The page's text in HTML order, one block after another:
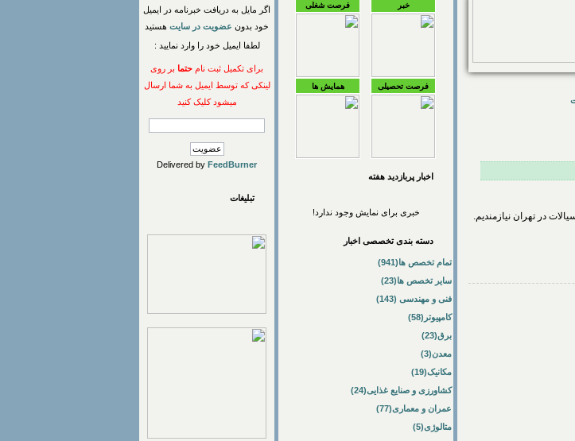
در تهران نیازمندیم.
خبر فرصت شغلی
فرصت تحصیلی همایش ها
اخبار پربازديد هفته
خبری برای نمایش وجود ندارد!
دسته بندی تخصصی اخبار
تمام تخصص ها(941)
سایر تخصص ها(23)
فنی و مهندسی (143)
کامپیوتر(58)
برق(23)
معدن(3)
مکانیک(19)
کشاورزی و صنایع غذایی(24)
عمران و معماری(77)
متالوژی(5)
اگر مایل به دریافت خبرنامه در ایمیل
خود بدون عضویت در سایت هستید
لطفا ایمیل خود را وارد نمایید :
برای تکمیل ثبت نام حتما بر روی
لینکی که توسط ایمیل به شما ارسال
میشود کلیک کنید
Delivered by FeedBurner
تبلیغات